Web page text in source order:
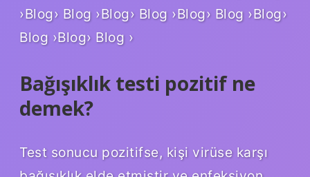
›Blog› Blog ›Blog› Blog ›Blog› Blog ›Blog›
Blog ›Blog› Blog ›
Bağışıklık testi pozitif ne
demek?
Test sonucu pozitifse, kişi virüse karşı